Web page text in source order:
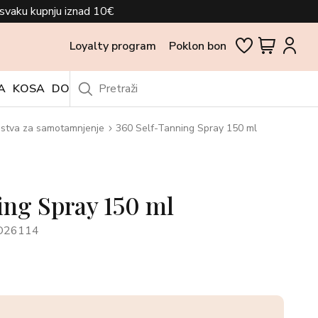
kupnju iznad 10€
Loyalty program Poklon bon
KOSA DODACI OUTLET
za samotamnjenje 360 Self-Tanning Spray 150 ml
Spray 150 ml